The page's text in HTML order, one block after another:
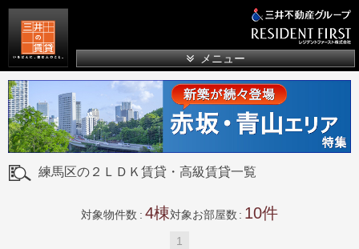
メニュー
練馬区の２ＬＤＫ賃貸・高級賃貸一覧
対象物件数 4 対象お部屋数 10
1